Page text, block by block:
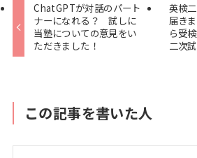
ChatGPTが対話のパート
ナーになれる？ 試しに
当塾についての意見をい
ただきました！
英検
届き
ら受
二次
この記事を書いた人